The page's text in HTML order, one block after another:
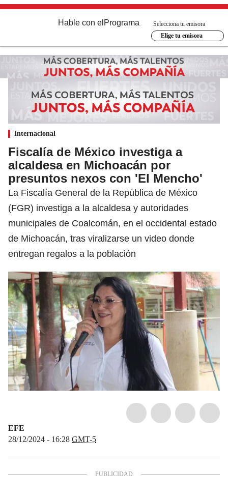
Hable con el Programa
Selecciona tu emisora
Elige tu emisora
Internacional
Fiscalía de México investiga a
alcaldesa en Michoacán por
presuntos nexos con 'El Mencho'
La Fiscalía General de la República de México
(FGR) investiga a la alcaldesa y autoridades
municipales de Coalcomán, en el occidental estado
de Michoacán, tras viralizarse un video donde
entregan regalos a la población
EFE
28/12/2024 - 16:28 GMT-5